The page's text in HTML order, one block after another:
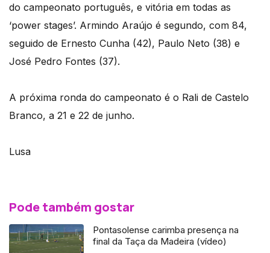
do campeonato português, e vitória em todas as
‘power stages’. Armindo Araújo é segundo, com 84,
seguido de Ernesto Cunha (42), Paulo Neto (38) e
José Pedro Fontes (37).
A próxima ronda do campeonato é o Rali de Castelo
Branco, a 21 e 22 de junho.
Lusa
Pode também gostar
Pontasolense carimba presença na
final da Taça da Madeira (vídeo)